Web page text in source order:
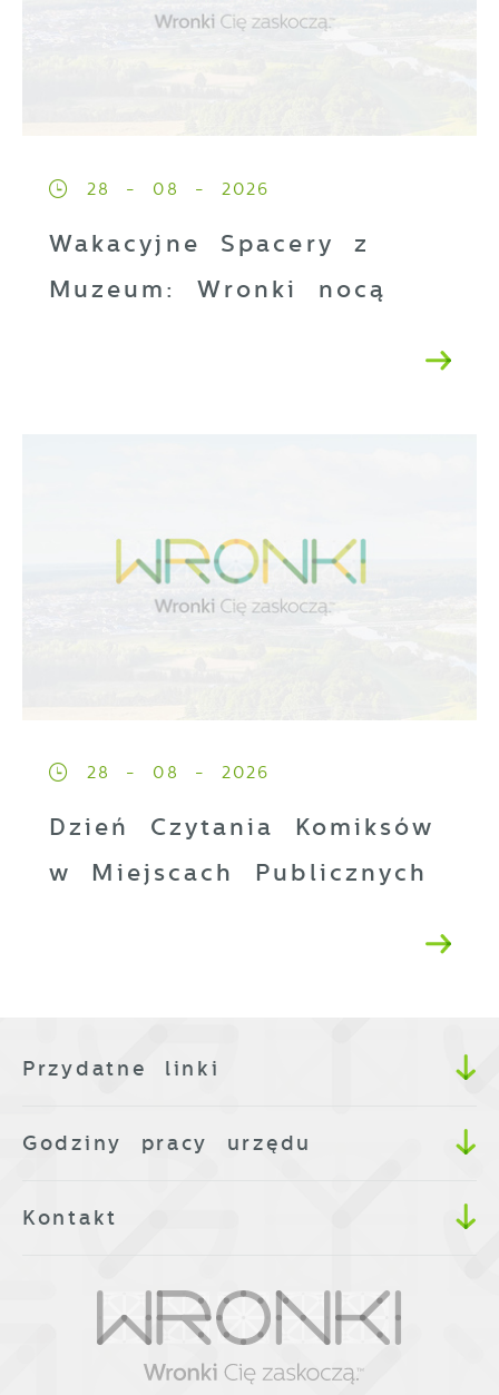
28 - 08 - 2026
Wakacyjne Spacery z
Muzeum: Wronki nocą
28 - 08 - 2026
Dzień Czytania Komiksów
w Miejscach Publicznych
Przydatne linki
Godziny pracy urzędu
Kontakt